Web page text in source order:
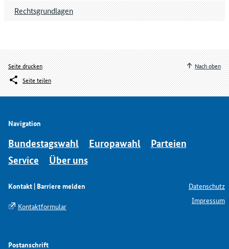
Rechtsgrundlagen
Seite drucken
Seite teilen
Nach oben
Navigation
Bundestagswahl Europawahl
Parteien
Service
Über uns
Kontakt | Barriere melden
Kontaktformular
Postanschrift
Datenschutz
Impressum